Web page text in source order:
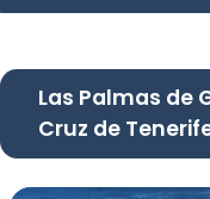
Las Palmas de
Cruz de